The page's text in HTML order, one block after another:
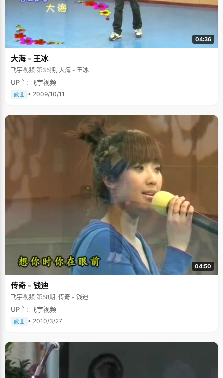
04:36
大海 - 王冰
飞宇视频 第35期, 大海 - 王冰
UP主: 飞宇视频
歌曲 • 2009/10/11
04:50
传奇 - 钱迪
飞宇视频 第58期, 传奇 - 钱迪
UP主: 飞宇视频
歌曲 • 2010/3/27